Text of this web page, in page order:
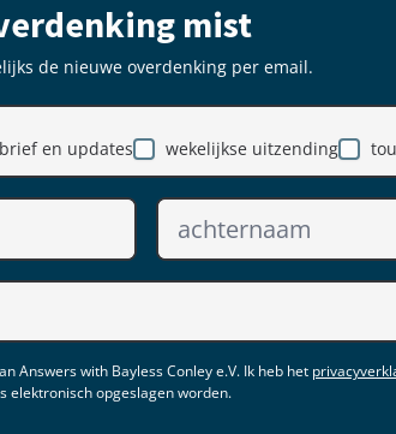
mist
de nieuwe overdenking per email.
en updates
wekelijkse uitzending
Answers with Bayless Conley e.V. Ik heb het
elektronisch opgeslagen worden.